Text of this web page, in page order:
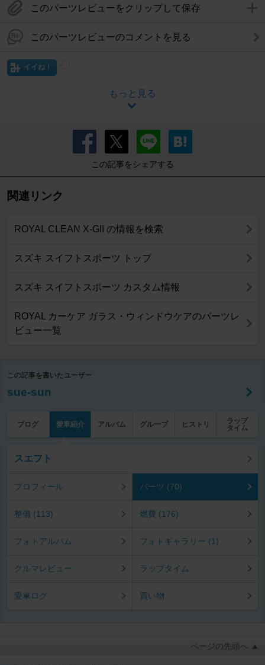
このパーツレビューをクリップして保存
このパーツレビューのコメントを見る
イイね！
もっと見る
この記事をシェアする
関連リンク
ROYAL CLEAN X-GII の情報を検索
スズキ スイフトスポーツ トップ
スズキ スイフトスポーツ カスタム情報
ROYAL カーケア ガラス・ウィンドウケアのパーツレ
ビュー一覧
この記事を書いたユーザー
sue-sun
ブログ 愛車紹介 アルバム グループ ヒストリ
ラップ
タイム
スエフト
プロフィール パーツ (70)
整備 (113) 燃費 (176)
フォトアルバム フォトギャラリー (1)
クルマレビュー ラップタイム
愛車ログ 買い物
ページの先頭へ ▲